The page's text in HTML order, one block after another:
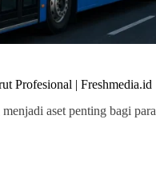
Profesional | Freshmedia.id
aset penting bagi para